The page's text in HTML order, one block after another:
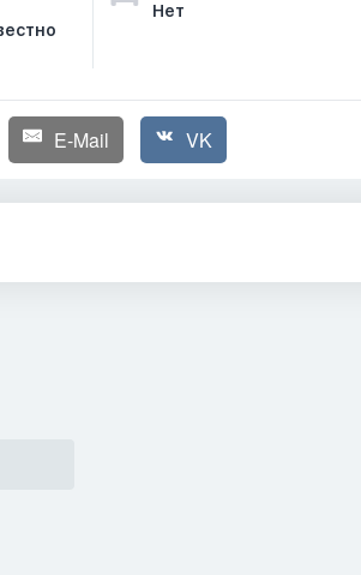
Нет
E-Mail VK